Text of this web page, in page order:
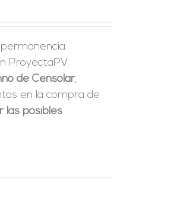
ProyectaPV
de Censolar,
en la compra de
las posibles